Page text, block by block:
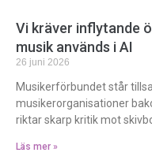
Vi kräver inflytande
musik används i AI
26 juni 2026
Musikerförbundet står
musikerorganisationer
riktar skarp kritik mot
Läs mer »